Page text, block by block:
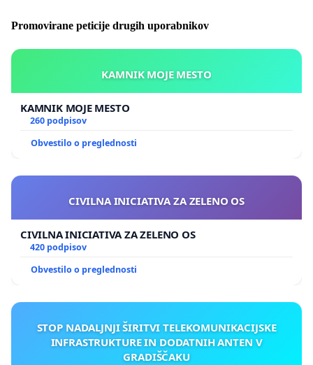
Promovirane peticije drugih uporabnikov
KAMNIK MOJE MESTO
KAMNIK MOJE MESTO
260 podpisov
Obvestilo o preglednosti
CIVILNA INICIATIVA ZA ZELENO OS
CIVILNA INICIATIVA ZA ZELENO OS
420 podpisov
Obvestilo o preglednosti
STOP NADALJNJI ŠIRITVI TELEKOMUNIKACIJSKE
INFRASTRUKTURE IN DODATNIH ANTEN V
GRADIŠČAKU